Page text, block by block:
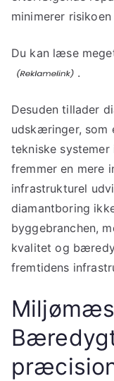
minimerer
Du kan læse
.
Desuden tillader
udskæringer, som
tekniske
fremmer en mere
infrastrukturel
diamantboring
byggebranchen,
kvalitet og
fremtidens